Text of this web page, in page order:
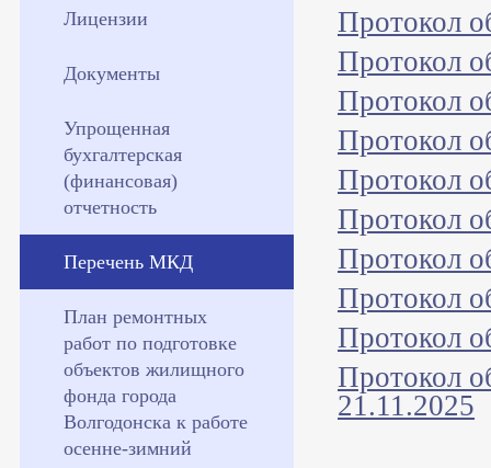
Лицензии
Документы
Упрощенная
бухгалтерская
(финансовая)
отчетность
Перечень МКД
План ремонтных
работ по подготовке
объектов жилищного
фонда города
Волгодонска к работе
осенне-зимний
Протокол
Протокол
Протокол
Протокол
Протокол
Протокол
Протокол
Протокол
Протокол
Протокол
21.11.2025